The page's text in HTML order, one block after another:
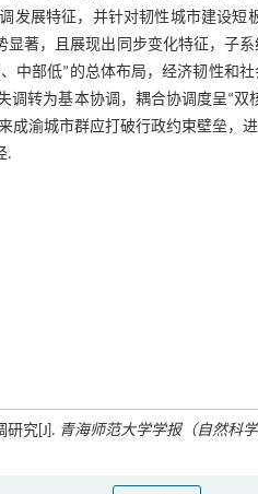
发展特征，并针对韧性城市建设短
著，且展现出同步变化特征，子
中部低”的总体布局，经济韧性和
转为基本协调，耦合协调度呈“双
渝城市群应打破行政约束壁垒，
.
研究[J]. 青海师范大学学报（自然科学